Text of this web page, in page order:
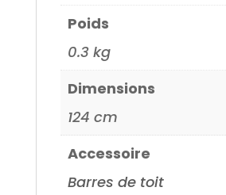
Poids
0.3 kg
Dimensions
124 cm
Accessoire
Barres de toit